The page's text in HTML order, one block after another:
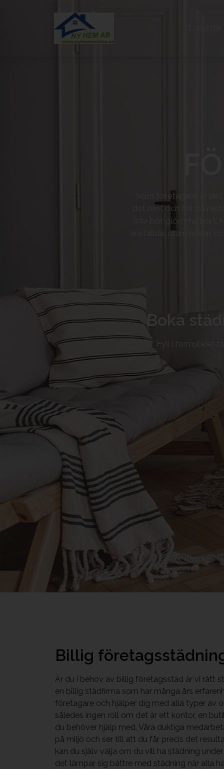
Som företagare är
det rent och fint på
inte bör glömma bort.
anställda, utan du kan
Boka
Fyll i formuläret
Billig
Är du i behov av billig företagsstäd är vi rätt
en billig städfirma som har många års
företagare och hjälper dig med alla typer av
således ingen roll om det är ett kontor, en
du behöver hjälp med. Våra duktiga
på miljö och ser till att du får precis det
kan du själv välja om du vill ha städning
det lämpar sig bättre med städning när alla